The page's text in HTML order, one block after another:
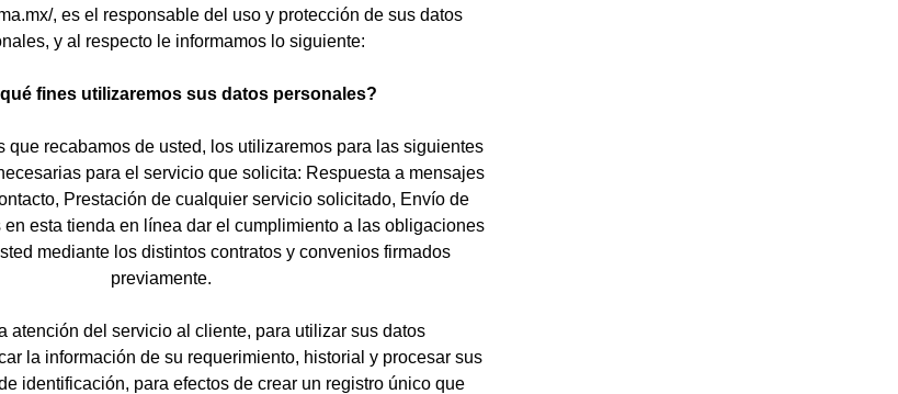
, es el responsable del uso y protección de sus datos
y al respecto le informamos lo siguiente:
fines utilizaremos sus datos personales?
que recabamos de usted, los utilizaremos para las siguientes
para el servicio que solicita: Respuesta a mensajes
Prestación de cualquier servicio solicitado, Envío de
esta tienda en línea dar el cumplimiento a las obligaciones
mediante los distintos contratos y convenios firmados
previamente.
atención del servicio al cliente, para utilizar sus datos
la información de su requerimiento, historial y procesar sus
identificación, para efectos de crear un registro único que